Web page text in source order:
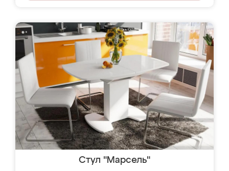
Стул "Марсель"